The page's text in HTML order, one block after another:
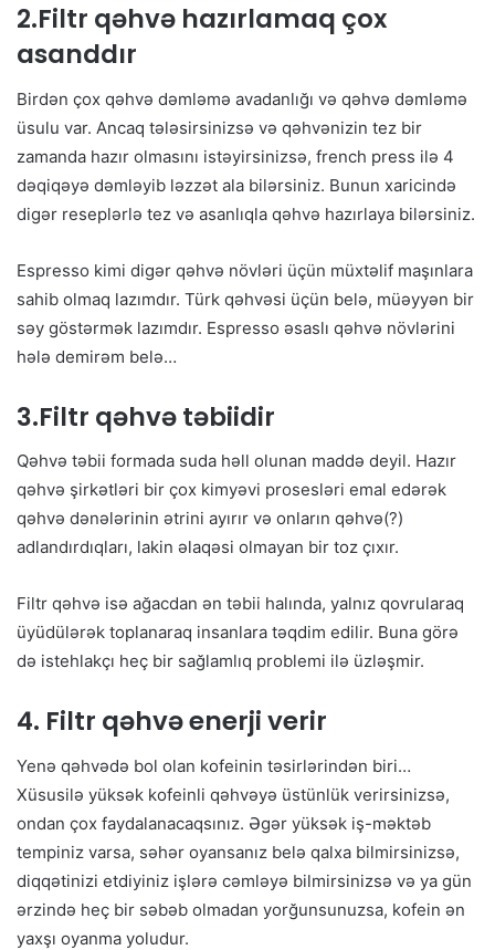
2.Filtr qəhvə hazırlamaq çox
asanddır
Birdən çox qəhvə dəmləmə avadanlığı və qəhvə dəmləmə
üsulu var. Ancaq tələsirsinizsə və qəhvənizin tez bir
zamanda hazır olmasını istəyirsinizsə, french press ilə 4
dəqiqəyə dəmləyib ləzzət ala bilərsiniz. Bunun xaricində
digər reseplərlə tez və asanlıqla qəhvə hazırlaya bilərsiniz.
Espresso kimi digər qəhvə növləri üçün müxtəlif maşınlara
sahib olmaq lazımdır. Türk qəhvəsi üçün belə, müəyyən bir
səy göstərmək lazımdır. Espresso əsaslı qəhvə növlərini
hələ demirəm belə…
3.Filtr qəhvə təbiidir
Qəhvə təbii formada suda həll olunan maddə deyil. Hazır
qəhvə şirkətləri bir çox kimyəvi prosesləri emal edərək
qəhvə dənələrinin ətrini ayırır və onların qəhvə(?)
adlandırdıqları, lakin əlaqəsi olmayan bir toz çıxır.
Filtr qəhvə isə ağacdan ən təbii halında, yalnız qovrularaq
üyüdülərək toplanaraq insanlara təqdim edilir. Buna görə
də istehlakçı heç bir sağlamlıq problemi ilə üzləşmir.
4. Filtr qəhvə enerji verir
Yenə qəhvədə bol olan kofeinin təsirlərindən biri…
Xüsusilə yüksək kofeinli qəhvəyə üstünlük verirsinizsə,
ondan çox faydalanacaqsınız. Əgər yüksək iş-məktəb
tempiniz varsa, səhər oyansanız belə qalxa bilmirsinizsə,
diqqətinizi etdiyiniz işlərə cəmləyə bilmirsinizsə və ya gün
ərzində heç bir səbəb olmadan yorğunsunuzsa, kofein ən
yaxşı oyanma yoludur.